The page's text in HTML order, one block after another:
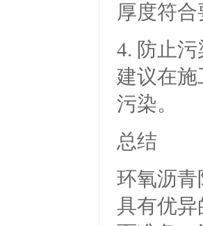
厚度符
4. 防止
建议在
污染。
总结
环氧沥
具有优